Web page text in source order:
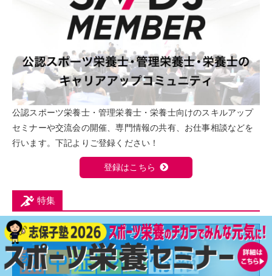
公認スポーツ栄養士・管理栄養士・栄養士向けのスキルアップ
セミナーや交流会の開催、専門情報の共有、お仕事相談などを
行います。下記よりご登録ください！
登録はこちら
特集